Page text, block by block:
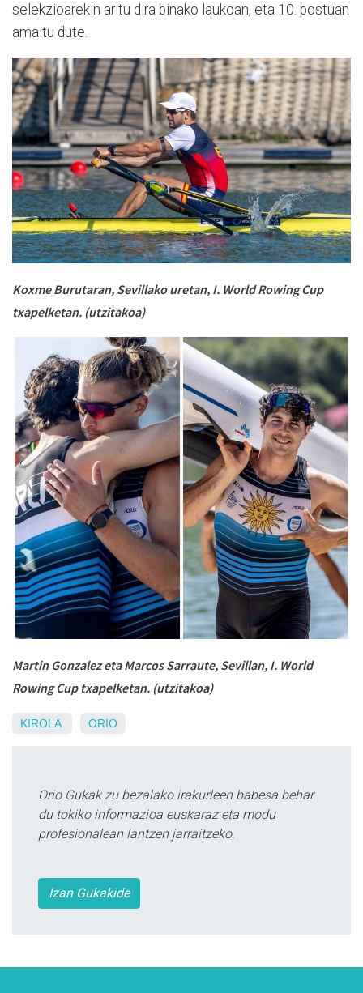
selekzioarekin aritu dira binako laukoan, eta 10. postuan
amaitu dute.
Koxme Burutaran, Sevillako uretan, I. World Rowing Cup
txapelketan. (utzitakoa)
Martin Gonzalez eta Marcos Sarraute, Sevillan, I. World
Rowing Cup txapelketan. (utzitakoa)
KIROLA ORIO
Orio Gukak zu bezalako irakurleen babesa behar
du tokiko informazioa euskaraz eta modu
profesionalean lantzen jarraitzeko.
Izan Gukakide